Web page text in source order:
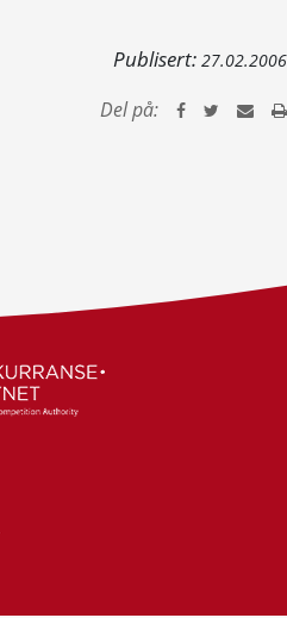
Publisert: 27.02.2006
Del på: